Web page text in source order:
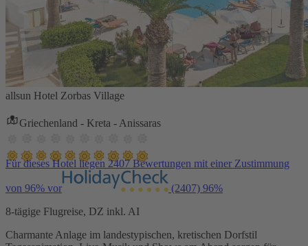
allsun Hotel Zorbas Village
Griechenland - Kreta - Anissaras
Für dieses Hotel liegen 2407 Bewertungen mit einer Zustimmung
von 96% vor (2407) 96%
8-tägige Flugreise, DZ inkl. AI
Charmante Anlage im landestypischen, kretischen Dorfstil